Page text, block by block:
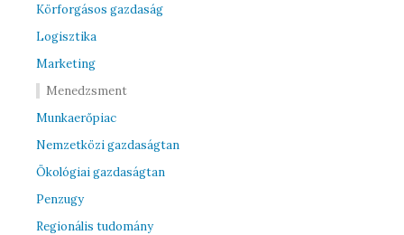
Körforgásos gazdaság
Logisztika
Marketing
Menedzsment
Munkaerőpiac
Nemzetközi gazdaságtan
Ökológiai gazdaságtan
Penzugy
Regionális tudomány